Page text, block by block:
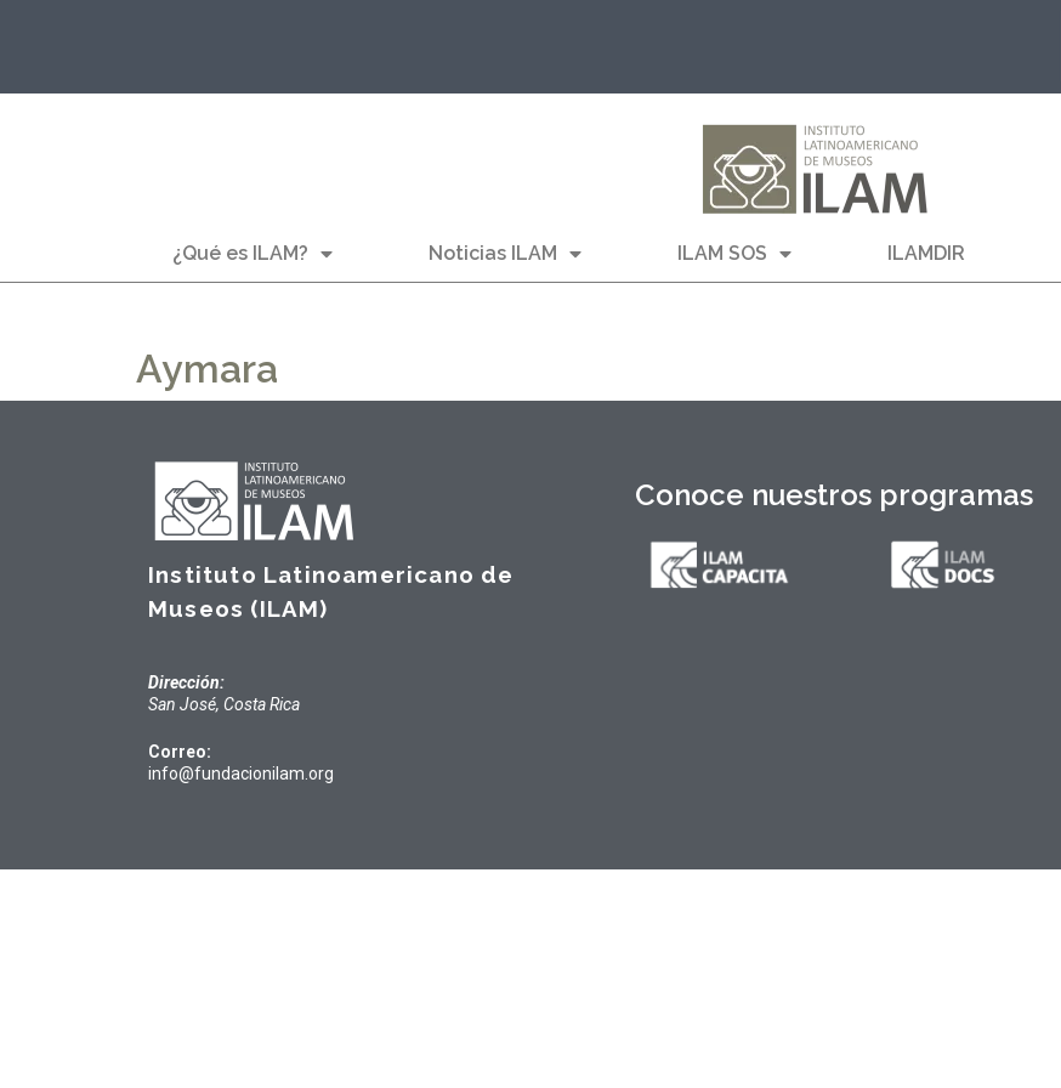
¿Qué es ILAM? Noticias ILAM ILAM SOS ILAMDIR
Aymara
Conoce nuestros programas
Instituto Latinoamericano de
Museos (ILAM)
Dirección:
San José, Costa Rica
Correo:
info@fundacionilam.org